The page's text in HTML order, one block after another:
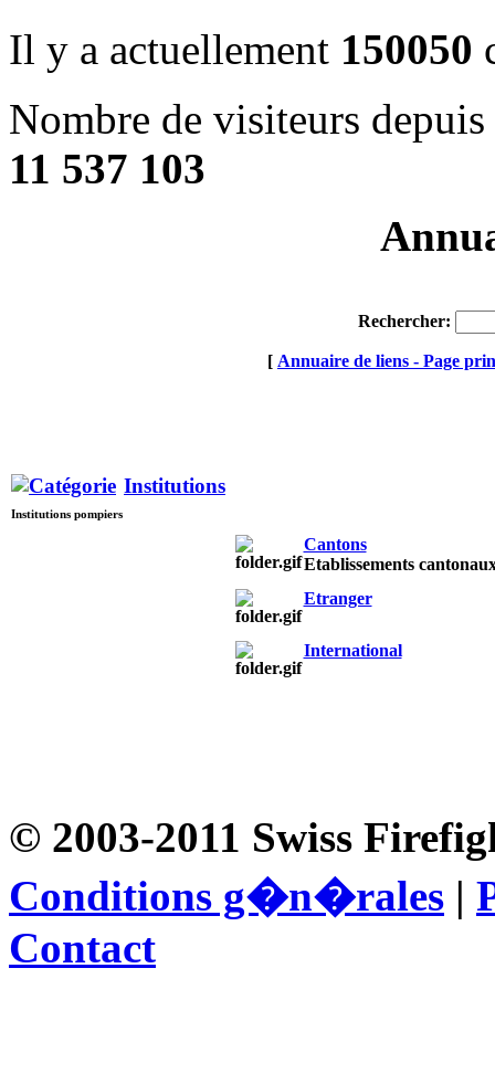
Il y a actuellement 150050
Nombre de visiteurs
11 537 103
Rechercher:
[ Annuaire de liens - Page
Institutions
Institutions pompiers
Cantons
Etablissements
Etranger
International
© 2003-2011 Swiss
Conditions g�n�rales |
Contact